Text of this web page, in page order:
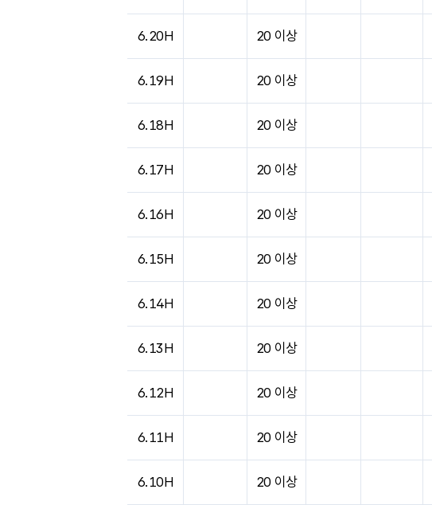
6.20H 20 이상
6.19H 20 이상
6.18H 20 이상
6.17H 20 이상
6.16H 20 이상
6.15H 20 이상
6.14H 20 이상
6.13H 20 이상
6.12H 20 이상
6.11H 20 이상
6.10H 20 이상